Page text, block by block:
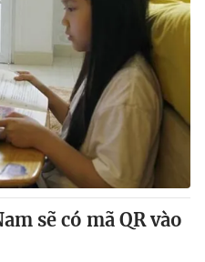
sẽ có mã QR vào